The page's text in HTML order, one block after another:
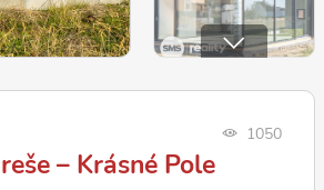
1050
– Krásné Pole